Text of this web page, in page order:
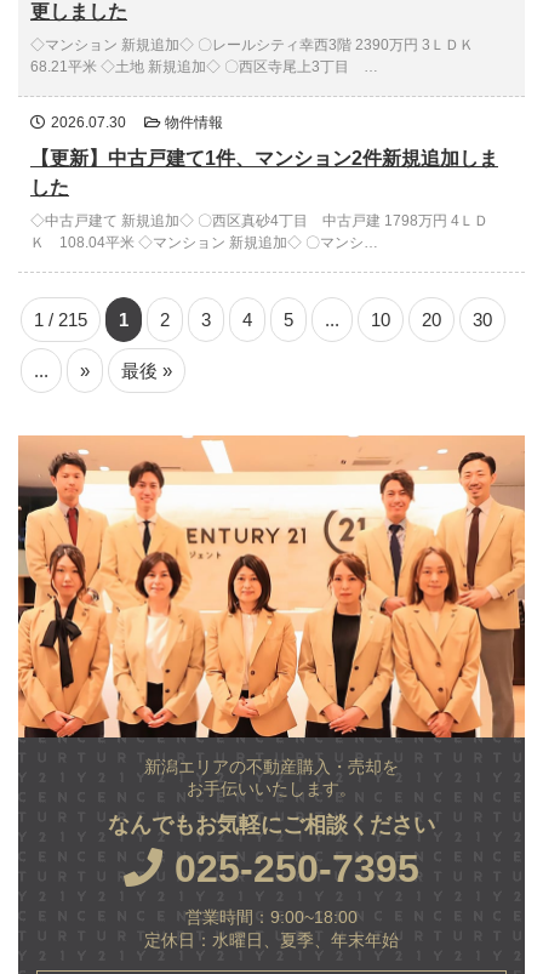
更しました
◇マンション 新規追加◇ 〇レールシティ幸西3階 2390万円 3ＬＤＫ
68.21平米 ◇土地 新規追加◇ 〇西区寺尾上3丁目 …
2026.07.30 物件情報
【更新】中古戸建て1件、マンション2件新規追加しま
した
◇中古戸建て 新規追加◇ 〇西区真砂4丁目 中古戸建 1798万円 4ＬＤ
Ｋ 108.04平米 ◇マンション 新規追加◇ 〇マンシ…
1 / 215 1 2 3 4 5 ... 10 20 30
... » 最後 »
新潟エリアの不動産購入・売却を
お手伝いいたします。
なんでもお気軽にご相談ください
025-250-7395
営業時間：9:00~18:00
定休日：水曜日、夏季、年末年始